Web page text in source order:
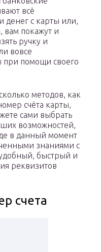
всё
денег с карты или,
вам покажут и
ручку и
вовсе
при помощи своего
методов, как
счёта карты,
сами выбрать
возможностей,
в данный момент
знаниями с
быстрый и
реквизитов
счета